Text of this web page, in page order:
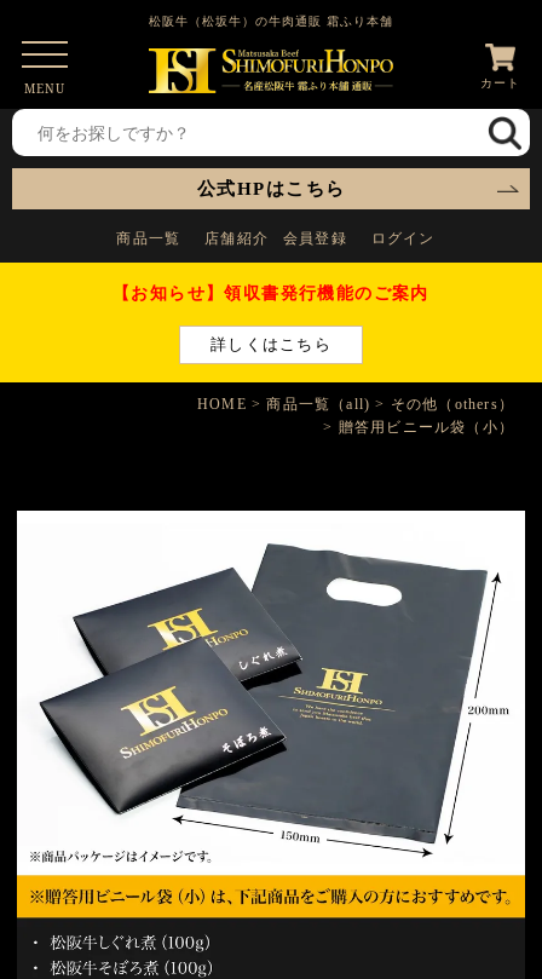
松阪牛（松坂牛）の牛肉通販 霜ふり本舗
カート
MENU
公式HPはこちら
商品一覧 店舗紹介 会員登録 ログイン
【お知らせ】領収書発行機能のご案内
詳しくはこちら
HOME 商品一覧（all)
その他（others）
贈答用ビニール袋（小）